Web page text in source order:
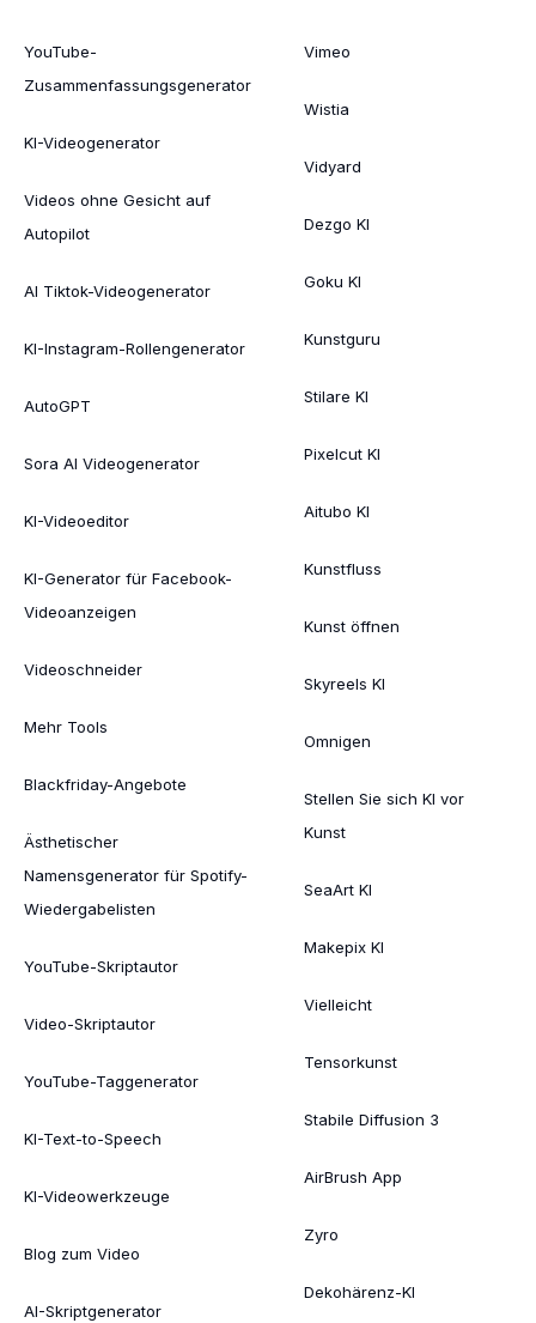
YouTube-
Zusammenfassungsgenerator
KI-Videogenerator
Videos ohne Gesicht auf
Autopilot
AI Tiktok-Videogenerator
KI-Instagram-Rollengenerator
AutoGPT
Sora AI Videogenerator
KI-Videoeditor
KI-Generator für Facebook-
Videoanzeigen
Videoschneider
Mehr Tools
Blackfriday-Angebote
Ästhetischer
Namensgenerator für Spotify-
Wiedergabelisten
YouTube-Skriptautor
Video-Skriptautor
YouTube-Taggenerator
KI-Text-to-Speech
KI-Videowerkzeuge
Blog zum Video
AI-Skriptgenerator
Vimeo
Wistia
Vidyard
Dezgo KI
Goku KI
Kunstguru
Stilare KI
Pixelcut KI
Aitubo KI
Kunstfluss
Kunst öffnen
Skyreels KI
Omnigen
Stellen Sie sich KI vor
Kunst
SeaArt KI
Makepix KI
Vielleicht
Tensorkunst
Stabile Diffusion 3
AirBrush App
Zyro
Dekohärenz-KI